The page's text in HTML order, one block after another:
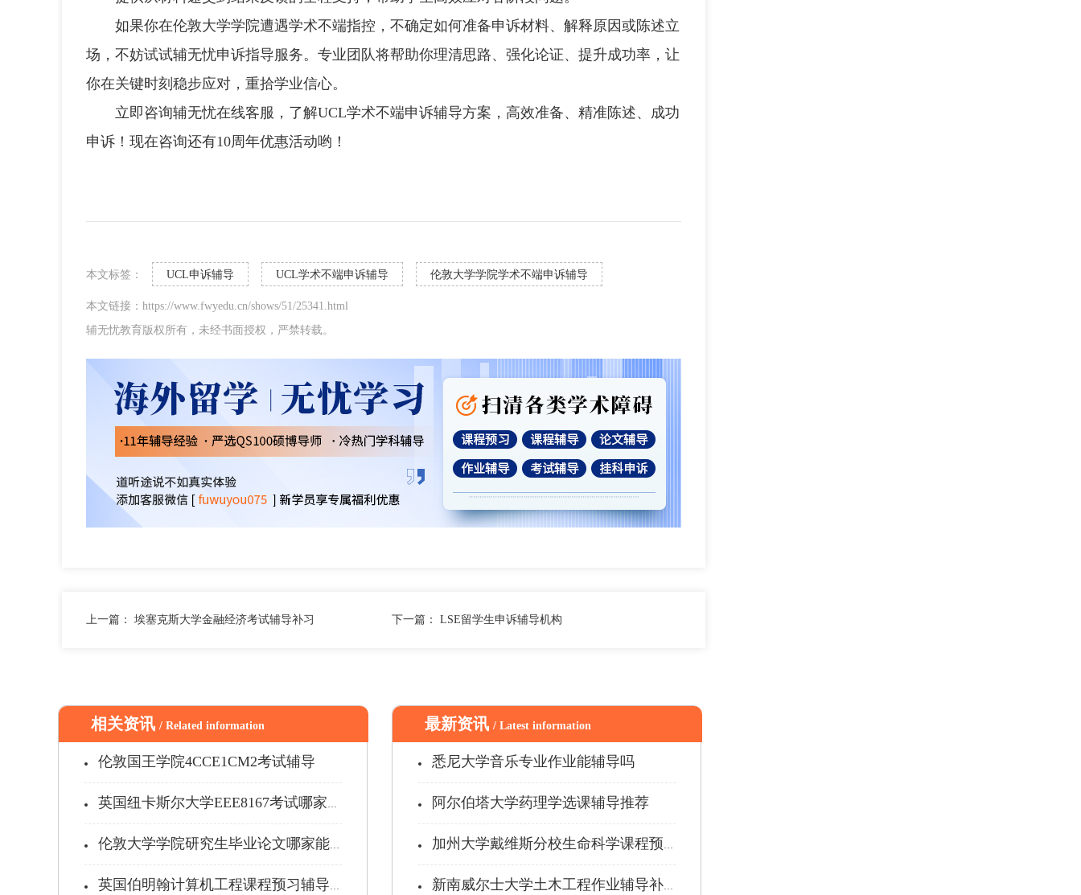
如果你在伦敦大学学院遭遇学术不端指控，不确定如何准备申诉材料、解释原因或陈述立
场，不妨试试辅无忧申诉指导服务。专业团队将帮助你理清思路、强化论证、提升成功率，让
你在关键时刻稳步应对，重拾学业信心。
立即咨询辅无忧在线客服，了解UCL学术不端申诉辅导方案，高效准备、精准陈述、成功
申诉！现在咨询还有10周年优惠活动哟！
本文标签： UCL申诉辅导 UCL学术不端申诉辅导 伦敦大学学院学术不端申诉辅导
本文链接：https://www.fwyedu.cn/shows/51/25341.html
辅无忧教育版权所有，未经书面授权，严禁转载。
上一篇： 埃塞克斯大学金融经济考试辅导补习 下一篇： LSE留学生申诉辅导机构
相关资讯 / Related information
伦敦国王学院4CCE1CM2考试辅导
英国纽卡斯尔大学EEE8167考试哪家能...
伦敦大学学院研究生毕业论文哪家能辅导...
英国伯明翰计算机工程课程预习辅导推荐
最新资讯 / Latest information
悉尼大学音乐专业作业能辅导吗
阿尔伯塔大学药理学选课辅导推荐
加州大学戴维斯分校生命科学课程预习辅...
新南威尔士大学土木工程作业辅导补习